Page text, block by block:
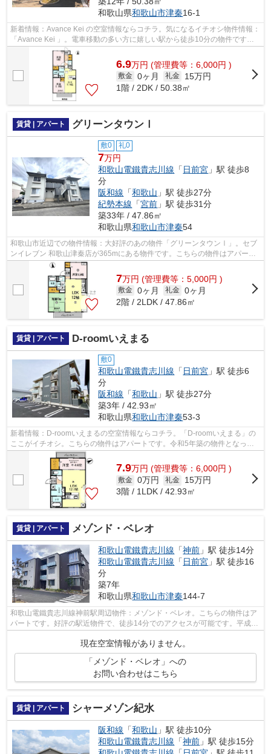
和歌山県和歌山市津秦16-1
新着情報：Avance Kei の空室情報ならコチラ。気になるイチオシ物件情報：
「Avance Kei 」。電車移動の多い方に嬉しい駅から徒歩10分の物件です。
こちらの物件はアパートです。当社は...
6.9万円 (管理費等：6,000円 )
敷金 0ヶ月 礼金
15万円
1階 / 2DK / 50.38㎡
賃貸 | アパート グリーンタウンⅠ
敷0 礼0
7万円
和歌山電鐵貴志川線 「 日前宮 」駅 徒歩8
分
阪和線 「和歌山 」駅 徒歩27分
紀勢本線 「宮前 」駅 徒歩31分
築33年 / 47.86㎡
和歌山県和歌山市津秦54
和歌山市近辺での物件情報：大好評のあの物件「グリーンタウンⅠ」。セブ
ンイレブン 和歌山津秦店が365mにある物件です。こちらの物件はアパート
です。こちらは徒歩8分に立地する物件で...
7万円 (管理費等：5,000円 )
敷金 0ヶ月 礼金 0ヶ月
2階 / 2LDK / 47.86㎡
賃貸 | アパート D-roomいえまる
敷0
和歌山電鐵貴志川線 「 日前宮 」駅 徒歩6
分
阪和線 「和歌山 」駅 徒歩27分
築3年 / 42.93㎡
和歌山県和歌山市津秦53-3
新着情報：D-roomいえまるの空室情報ならコチラ。「D-roomいえまる」の
ここがイチオシ。こちらの物件はアパートです。令和5年築の物件となって
おり、きれいな室内が魅力となっています...
7.9万円 (管理費等：6,000円 )
敷金 0万円 礼金
15万円
3階 / 1LDK / 42.93㎡
賃貸 | アパート メゾンド・ベレオ
和歌山電鐵貴志川線 「神前 」駅 徒歩14分
和歌山電鐵貴志川線 「 日前宮 」駅 徒歩16
分
築7年
和歌山県和歌山市津秦144-7
和歌山電鐵貴志川線神前駅周辺物件：メゾンド・ベレオ。こちらの物件はア
パートです。好評の駅近物件で、徒歩14分でのアクセスが可能です。平成30
年築で、多くの方がご満足の物件はこ...
現在空室情報がありません。
「メゾンド・ベレオ」への
お問い合わせはこちら
賃貸 | アパート シャーメゾン紀水
阪和線 「和歌山 」駅 徒歩10分
和歌山電鐵貴志川線 「神前 」駅 徒歩15分